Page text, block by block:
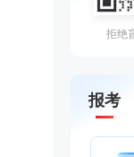
拒绝
报考